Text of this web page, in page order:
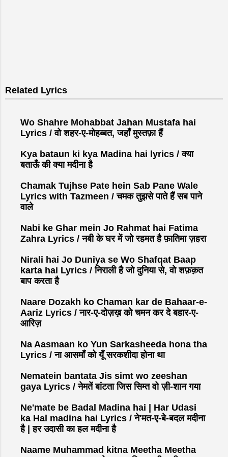
Related Lyrics
Wo Shahre Mohabbat Jahan Mustafa hai
Lyrics / वो शहर-ए-मोहब्बत, जहाँ मुस्तफ़ा हैं
Kya bataun ki kya Madina hai lyrics / क्या
बताऊँ की क्या मदीना है
Chamak Tujhse Pate hein Sab Pane Wale
Lyrics with Tazmeen / चमक तुझसे पाते हैं सब पाने
वाले
Nabi ke Ghar mein Jo Rahmat hai Fatima
Zahra Lyrics / नबी के घर में जो रहमत है फ़ातिमा ज़हरा
Nirali hai Jo Duniya se Wo Shafqat Baap
karta hai Lyrics / निराली है जो दुनिया से, वो शफ़क़त
बाप करता है
Naare Dozakh ko Chaman kar de Bahaar-e-
Aariz Lyrics / नार-ए-दोज़ख़ को चमन कर दे बहार-ए-
आरिज़
Na Aasmaan ko Yun Sarkasheeda hona tha
Lyrics / ना आसमाँ को यूँ सरकशीदा होना था
Nematein bantata Jis simt wo zeeshan
gaya Lyrics / नेमतें बांटता जिस सिम्त वो ज़ी-शान गया
Ne'mate be Badal Madina hai | Har Udasi
ka Hal madina hai Lyrics / ने'मत-ए-बे-बदल मदीना
है | हर उदासी का हल मदीना है
Naame Muhammad kitna Meetha Meetha